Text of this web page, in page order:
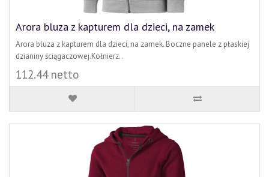
Arora bluza z kapturem dla dzieci, na zamek
Arora bluza z kapturem dla dzieci, na zamek. Boczne panele z płaskiej
dzianiny ściągaczowej.Kołnierz..
112.44 netto